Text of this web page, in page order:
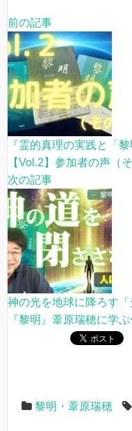
前の記事
『霊的真理の実践と「
【Vol.2】参加者の声（そ
次の記事
神の光を地球に降ろす
『黎明』葦原瑞穂に学ぶ
黎明・葦原瑞穂